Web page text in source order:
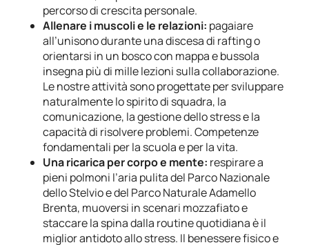
percorso di crescita personale.
Allenare i muscoli e le relazioni: pagaiare
all’unisono durante una discesa di rafting o
orientarsi in un bosco con mappa e bussola
insegna più di mille lezioni sulla collaborazione.
Le nostre attività sono progettate per sviluppare
naturalmente lo spirito di squadra, la
comunicazione, la gestione dello stress e la
capacità di risolvere problemi. Competenze
fondamentali per la scuola e per la vita.
Una ricarica per corpo e mente: respirare a
pieni polmoni l’aria pulita del Parco Nazionale
dello Stelvio e del Parco Naturale Adamello
Brenta, muoversi in scenari mozzafiato e
staccare la spina dalla routine quotidiana è il
miglior antidoto allo stress. Il benessere fisico e